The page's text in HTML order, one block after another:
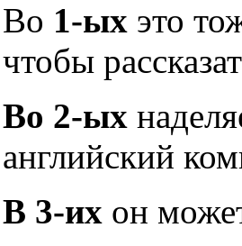
Во 1-ых это
чтобы
Во 2-ых
английский
В 3-их он